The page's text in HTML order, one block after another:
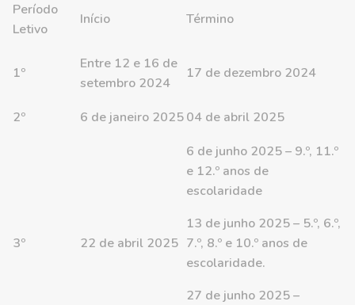
Período
Letivo
Início Término
1º
Entre 12 e 16 de
setembro 2024
17 de dezembro 2024
2º 6 de janeiro 202504 de abril 2025
3º 22 de abril 2025
6 de junho 2025 – 9.º, 11.º
e 12.º anos de
escolaridade
13 de junho 2025 – 5.º, 6.º,
7.º, 8.º e 10.º anos de
escolaridade.
27 de junho 2025 –